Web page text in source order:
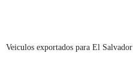
Veiculos exportados para El Salvador